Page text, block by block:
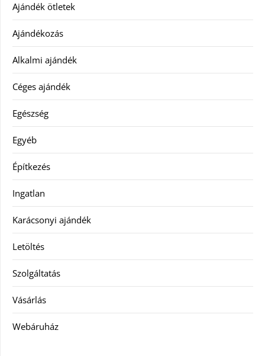
Ajándék ötletek
Ajándékozás
Alkalmi ajándék
Céges ajándék
Egészség
Egyéb
Építkezés
Ingatlan
Karácsonyi ajándék
Letöltés
Szolgáltatás
Vásárlás
Webáruház